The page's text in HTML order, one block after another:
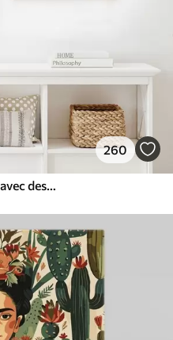
260
Imitation de peinture abstraite avec des cercles orange et gris, des feuilles et des branches, style moderne, effet aquarelle